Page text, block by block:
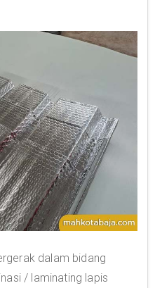
dalam bidang
/ laminating lapis